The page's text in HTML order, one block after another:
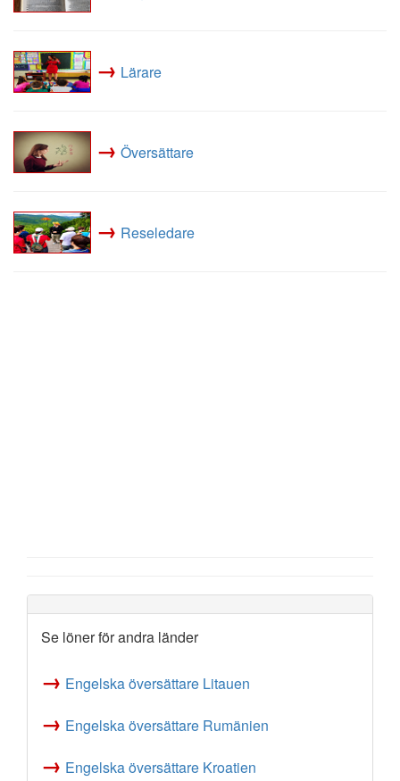
→ Lärare
→ Översättare
→ Reseledare
Se löner för andra länder
→ Engelska översättare Litauen
→ Engelska översättare Rumänien
→ Engelska översättare Kroatien